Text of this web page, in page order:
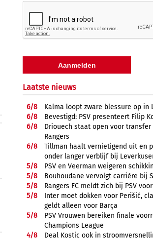
Laatste nieuws
6/8
Kalma loopt zware blessure op in
6/8
Bevestigd: PSV presenteert Filip
6/8
Driouech staat open voor transfer
Rangers
6/8
Tillman haalt vernietigend uit en
onder langer verblijf bij
5/8
PSV en Veerman weigeren
5/8
Bouhoudane vervolgt carrière bij
5/8
Rangers FC meldt zich bij PSV
5/8
Inter moet dokken voor Perišić,
geldt alleen voor Barça
5/8
PSV Vrouwen bereiken finale
Champions League
4/8
Deal Kostic ook in